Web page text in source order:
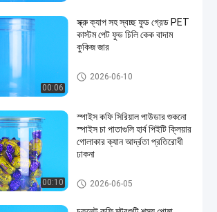
00:06
স্ক্রু ক্যাপ সহ স্বচ্ছ ফুড গ্রেড PET
কাস্টম পেট ফুড চিলি কেক বাদাম
কুকিজ জার
প্লাস্টিকের প্যাকেজিং জার
2026-06-10
00:10
স্পাইস কফি সিরিয়াল পাউডার শুকনো
স্পাইস চা পাতাগুলি হার্ব পিইটি ক্লিয়ার
গোলাকার ক্যান আর্দ্রতা প্রতিরোধী
ঢাকনা
প্লাস্টিকের প্যাকেজিং জার
2026-06-05